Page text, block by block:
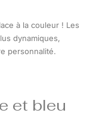
à la couleur ! Les
dynamiques,
personnalité.
et bleu